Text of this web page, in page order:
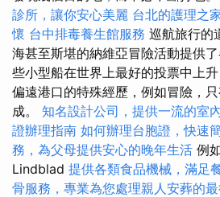
診所，讓你安心美麗 台北的護理之
懷 台中排毒養生館服務 巡航旅行的
海甚至斯堪的納維亞冒險活動提供
些小型船在世界上最好的投票中上
偏遠港口的特殊經歷，例如冒險，
成。 知名設計公司，提供一流的室
證辦理指南 如何辦理台胞證，快速
務，為父母提供安心的晚年生活 例
Lindblad 提供各類食品機械，滿足
骨服務，專業為您處理親人安葬的